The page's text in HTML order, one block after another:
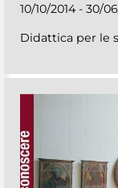
10/10/2014 - 30/
Didattica per le